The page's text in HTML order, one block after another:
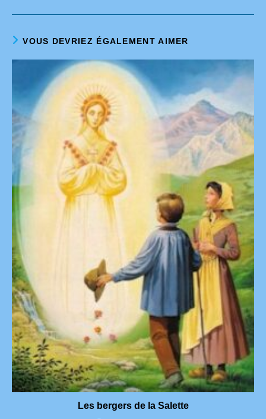
VOUS DEVRIEZ ÉGALEMENT AIMER
Les bergers de la Salette